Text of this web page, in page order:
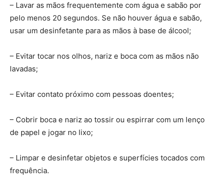
– Lavar as mãos frequentemente com água e sabão por
pelo menos 20 segundos. Se não houver água e sabão,
usar um desinfetante para as mãos à base de álcool;
– Evitar tocar nos olhos, nariz e boca com as mãos não
lavadas;
– Evitar contato próximo com pessoas doentes;
– Cobrir boca e nariz ao tossir ou espirrar com um lenço
de papel e jogar no lixo;
– Limpar e desinfetar objetos e superfícies tocados com
frequência.